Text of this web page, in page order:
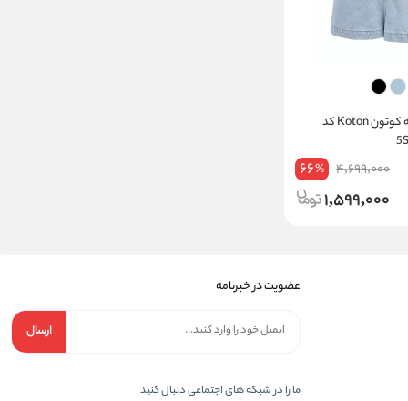
شلوارک جین زنانه کوتون Koton کد
4,699,000
66%
1,599,000
عضویت در خبرنامه
ارسال
ما را در شبکه های اجتماعی دنبال کنید